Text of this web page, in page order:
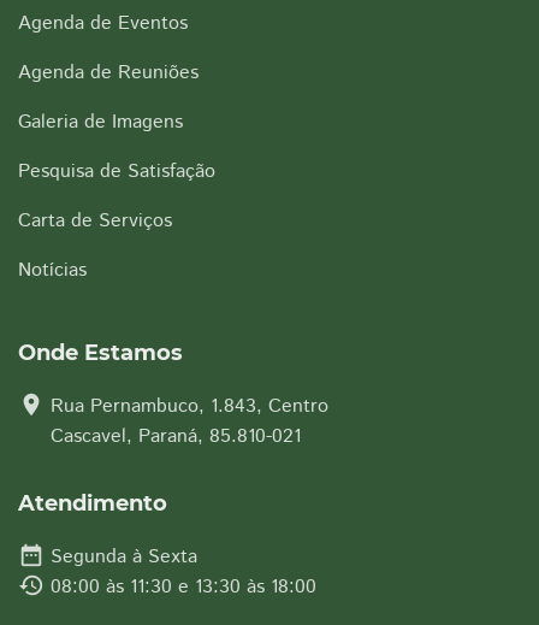
Agenda de Eventos
Agenda de Reuniões
Galeria de Imagens
Pesquisa de Satisfação
Carta de Serviços
Notícias
Onde Estamos
location_on Rua Pernambuco, 1.843, Centro
Cascavel, Paraná, 85.810-021
Atendimento
date_range Segunda à Sexta
history 08:00 às 11:30 e 13:30 às 18:00